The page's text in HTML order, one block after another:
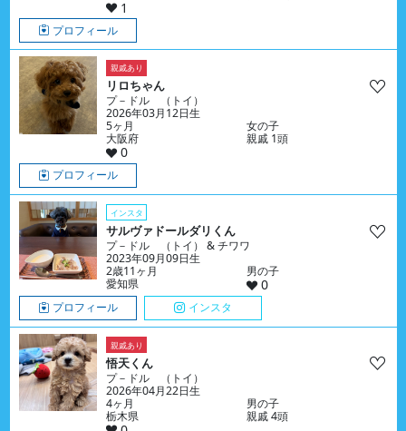
1
プロフィール
親戚あり
リロちゃん
プ－ドル （トイ）
2026年03月12日生
5ヶ月
女の子
大阪府
親戚 1頭
0
プロフィール
インスタ
サルヴァドールダリくん
プ－ドル （トイ） & チワワ
2023年09月09日生
2歳11ヶ月
男の子
愛知県
0
プロフィール インスタ
親戚あり
悟天くん
プ－ドル （トイ）
2026年04月22日生
4ヶ月
男の子
栃木県
親戚 4頭